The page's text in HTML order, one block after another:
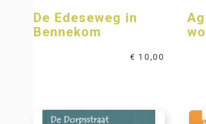
De Edeseweg in
Bennekom
€ 10,00